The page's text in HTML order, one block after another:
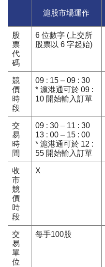
滬股市場運作
股
票
代
碼
6 位數字 (上交所
股票以 6 字起始)
競
價
時
段
09 : 15 – 09 : 30
* 滬港通可於 09 :
10 開始輸入訂單
交
易
時
間
09 : 30 – 11 : 30
13 : 00 – 15 : 00
* 滬港通可於 12 :
55 開始輸入訂單
收
市
競
價
時
段
X
交
易
單
位
每手100股